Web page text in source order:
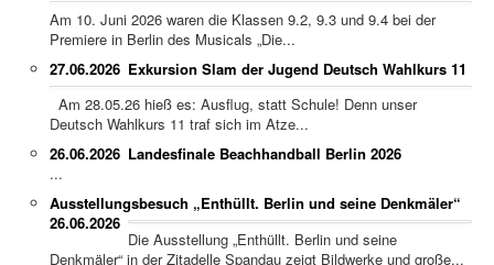
Am 10. Juni 2026 waren die Klassen 9.2, 9.3 und 9.4 bei der
Premiere in Berlin des Musicals „Die...
Exkursion Slam der Jugend Deutsch Wahlkurs 11
27.06.2026
Am 28.05.26 hieß es: Ausflug, statt Schule! Denn unser
Deutsch Wahlkurs 11 traf sich im Atze...
Landesfinale Beachhandball Berlin 2026
26.06.2026
...
Ausstellungsbesuch „Enthüllt. Berlin und seine Denkmäler“
26.06.2026
Die Ausstellung „Enthüllt. Berlin und seine
Denkmäler“ in der Zitadelle Spandau zeigt Bildwerke und große...